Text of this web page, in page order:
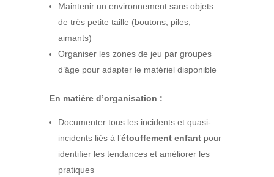
Maintenir un environnement sans objets
de très petite taille (boutons, piles,
aimants)
Organiser les zones de jeu par groupes
d’âge pour adapter le matériel disponible
En matière d’organisation :
Documenter tous les incidents et quasi-
incidents liés à l’étouffement enfantpour
identifier les tendances et améliorer les
pratiques